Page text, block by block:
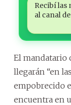
Recibí las
al canal
El mandatario
llegarán “en
empobrecido
encuentra en